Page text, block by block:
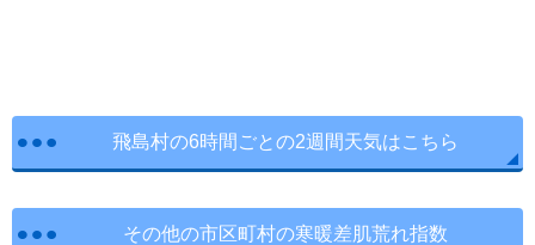
飛島村の6時間ごとの2週間天気はこちら
その他の市区町村の寒暖差肌荒れ指数